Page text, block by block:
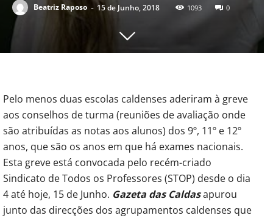
Beatriz Raposo - 15 de Junho, 2018 1093 0
Pelo menos duas escolas caldenses aderiram à greve
aos conselhos de turma (reuniões de avaliação onde
são atribuídas as notas aos alunos) dos 9º, 11º e 12º
anos, que são os anos em que há exames nacionais.
Esta greve está convocada pelo recém-criado
Sindicato de Todos os Professores (STOP) desde o dia
4 até hoje, 15 de Junho. Gazeta das Caldasapurou
junto das direcções dos agrupamentos caldenses que